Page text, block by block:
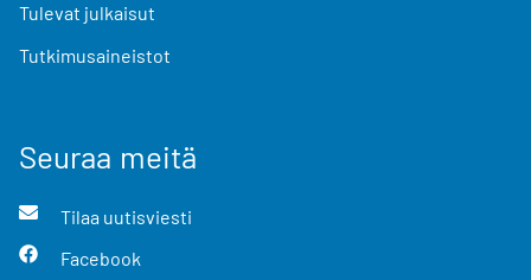
Tulevat julkaisut
Tutkimusaineistot
Seuraa meitä
Tilaa uutisviesti
Facebook